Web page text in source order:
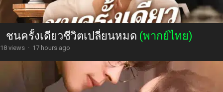
ชนครั้งเดียวชีวิตเปลี่ยนหมด (พากย์ไทย)
18 views · 17 hours ago